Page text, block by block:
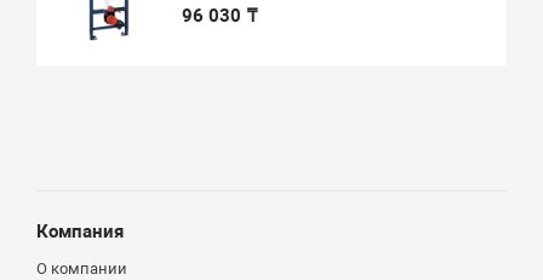
96 030 ₸
Компания
О компании